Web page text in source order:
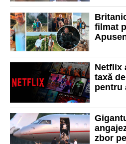
de
noi
filmat
şi pe
Netflix
taxă
pentru
zbor